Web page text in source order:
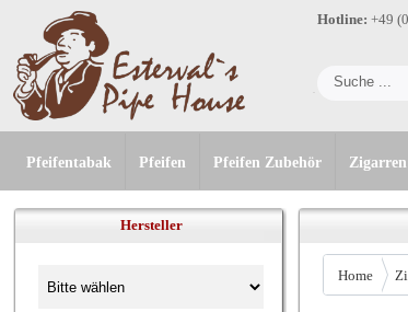
Hotline: +49
Pfeifentabak Pfeifen Pfeifen Zubehör Zigarren
Hersteller
Home